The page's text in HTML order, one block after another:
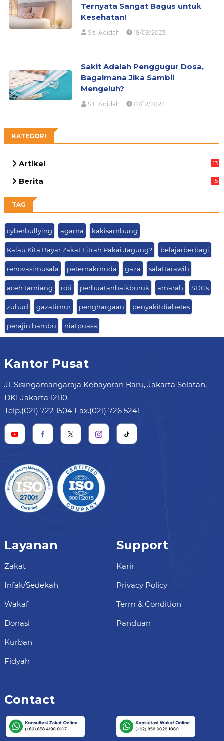
Ternyata Sangat Bagus untuk
Kesehatan!
Siti Adidah 18/09/2023
Sakit Adalah Penggugur Dosa,
Bagaimana Jika Sambil
Mengeluh?
Siti Adidah 07/12/2023
KATEGORI
Artikel
13
Berita
15
TAG
cyberbullying agama kakisambung
Kalau Kita Bayar Zakat Fitrah Pakai Jagung? belajarberbagi
renovasimusala peternakmuda gaza salattarawih
aceh tamiang roti perbuatanbaikburuk amarah SDGs
zuhud gazatimur penghargaan penyakitdiabetes
perajin bambu niatpuasa
Kantor Pusat
Jl. Sisingamangaraja Kebayoran Baru, Jakarta Selatan,
DKI Jakarta 12110.
Telp.(021) 722 1504 Fax.(021) 726 5241
Layanan
Zakat
Infak/Sedekah
Wakaf
Donasi
Kurban
Fidyah
Support
Karir
Privacy Policy
Term & Condition
Panduan
Contact